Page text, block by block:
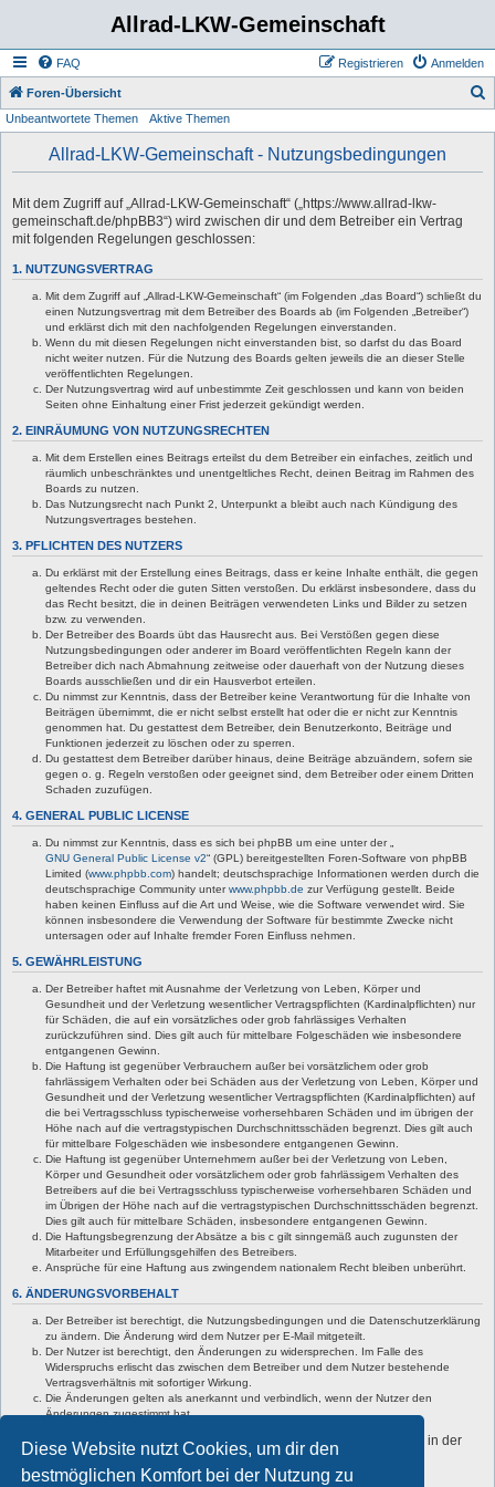
Diese Website nutzt Cookies, um dir den
bestmöglichen Komfort bei der Nutzung zu
Allrad-LKW-Gemeinschaft
FAQ Anmelden
Registrieren
Foren-Übersicht
Unbeantwortete Themen Aktive Themen
Allrad-LKW-Gemeinschaft - Nutzungsbedingungen
Mit dem Zugriff auf „Allrad-LKW-Gemeinschaft“ („https://www.allrad-lkw-
gemeinschaft.de/phpBB3“) wird zwischen dir und dem Betreiber ein Vertrag
mit folgenden Regelungen geschlossen:
1. NUTZUNGSVERTRAG
Mit dem Zugriff auf „Allrad-LKW-Gemeinschaft“ (im Folgenden „das Board“) schließt du
einen Nutzungsvertrag mit dem Betreiber des Boards ab (im Folgenden „Betreiber“)
und erklärst dich mit den nachfolgenden Regelungen einverstanden.
Wenn du mit diesen Regelungen nicht einverstanden bist, so darfst du das Board
nicht weiter nutzen. Für die Nutzung des Boards gelten jeweils die an dieser Stelle
veröffentlichten Regelungen.
Der Nutzungsvertrag wird auf unbestimmte Zeit geschlossen und kann von beiden
Seiten ohne Einhaltung einer Frist jederzeit gekündigt werden.
2. EINRÄUMUNG VON NUTZUNGSRECHTEN
Mit dem Erstellen eines Beitrags erteilst du dem Betreiber ein einfaches, zeitlich und
räumlich unbeschränktes und unentgeltliches Recht, deinen Beitrag im Rahmen des
Boards zu nutzen.
Das Nutzungsrecht nach Punkt 2, Unterpunkt a bleibt auch nach Kündigung des
Nutzungsvertrages bestehen.
3. PFLICHTEN DES NUTZERS
Du erklärst mit der Erstellung eines Beitrags, dass er keine Inhalte enthält, die gegen
geltendes Recht oder die guten Sitten verstoßen. Du erklärst insbesondere, dass du
das Recht besitzt, die in deinen Beiträgen verwendeten Links und Bilder zu setzen
bzw. zu verwenden.
Der Betreiber des Boards übt das Hausrecht aus. Bei Verstößen gegen diese
Nutzungsbedingungen oder anderer im Board veröffentlichten Regeln kann der
Betreiber dich nach Abmahnung zeitweise oder dauerhaft von der Nutzung dieses
Boards ausschließen und dir ein Hausverbot erteilen.
Du nimmst zur Kenntnis, dass der Betreiber keine Verantwortung für die Inhalte von
Beiträgen übernimmt, die er nicht selbst erstellt hat oder die er nicht zur Kenntnis
genommen hat. Du gestattest dem Betreiber, dein Benutzerkonto, Beiträge und
Funktionen jederzeit zu löschen oder zu sperren.
Du gestattest dem Betreiber darüber hinaus, deine Beiträge abzuändern, sofern sie
gegen o. g. Regeln verstoßen oder geeignet sind, dem Betreiber oder einem Dritten
Schaden zuzufügen.
4. GENERAL PUBLIC LICENSE
Du nimmst zur Kenntnis, dass es sich bei phpBB um eine unter der „
GNU General Public License v2“ (GPL) bereitgestellten Foren-Software von phpBB
Limited (www.phpbb.com) handelt; deutschsprachige Informationen werden durch die
deutschsprachige Community unterwww.phpbb.de zur Verfügung gestellt. Beide
haben keinen Einfluss auf die Art und Weise, wie die Software verwendet wird. Sie
können insbesondere die Verwendung der Software für bestimmte Zwecke nicht
untersagen oder auf Inhalte fremder Foren Einfluss nehmen.
5. GEWÄHRLEISTUNG
Der Betreiber haftet mit Ausnahme der Verletzung von Leben, Körper und
Gesundheit und der Verletzung wesentlicher Vertragspflichten (Kardinalpflichten) nur
für Schäden, die auf ein vorsätzliches oder grob fahrlässiges Verhalten
zurückzuführen sind. Dies gilt auch für mittelbare Folgeschäden wie insbesondere
entgangenen Gewinn.
Die Haftung ist gegenüber Verbrauchern außer bei vorsätzlichem oder grob
fahrlässigem Verhalten oder bei Schäden aus der Verletzung von Leben, Körper und
Gesundheit und der Verletzung wesentlicher Vertragspflichten (Kardinalpflichten) auf
die bei Vertragsschluss typischerweise vorhersehbaren Schäden und im übrigen der
Höhe nach auf die vertragstypischen Durchschnittsschäden begrenzt. Dies gilt auch
für mittelbare Folgeschäden wie insbesondere entgangenen Gewinn.
Die Haftung ist gegenüber Unternehmern außer bei der Verletzung von Leben,
Körper und Gesundheit oder vorsätzlichem oder grob fahrlässigem Verhalten des
Betreibers auf die bei Vertragsschluss typischerweise vorhersehbaren Schäden und
im Übrigen der Höhe nach auf die vertragstypischen Durchschnittsschäden begrenzt.
Dies gilt auch für mittelbare Schäden, insbesondere entgangenen Gewinn.
Die Haftungsbegrenzung der Absätze a bis c gilt sinngemäß auch zugunsten der
Mitarbeiter und Erfüllungsgehilfen des Betreibers.
Ansprüche für eine Haftung aus zwingendem nationalem Recht bleiben unberührt.
6. ÄNDERUNGSVORBEHALT
Der Betreiber ist berechtigt, die Nutzungsbedingungen und die Datenschutzerklärung
zu ändern. Die Änderung wird dem Nutzer per E-Mail mitgeteilt.
Der Nutzer ist berechtigt, den Änderungen zu widersprechen. Im Falle des
Widerspruchs erlischt das zwischen dem Betreiber und dem Nutzer bestehende
Vertragsverhältnis mit sofortiger Wirkung.
Die Änderungen gelten als anerkannt und verbindlich, wenn der Nutzer den
Änderungen zugestimmt hat.
Informationen über den Umgang mit deinen persönlichen Daten sind in der
Datenschutzerklärung enthalten.